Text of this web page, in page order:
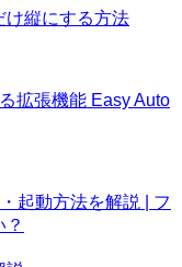
け縦にする方法
拡張機能 Easy Auto
起動方法を解説 | フ